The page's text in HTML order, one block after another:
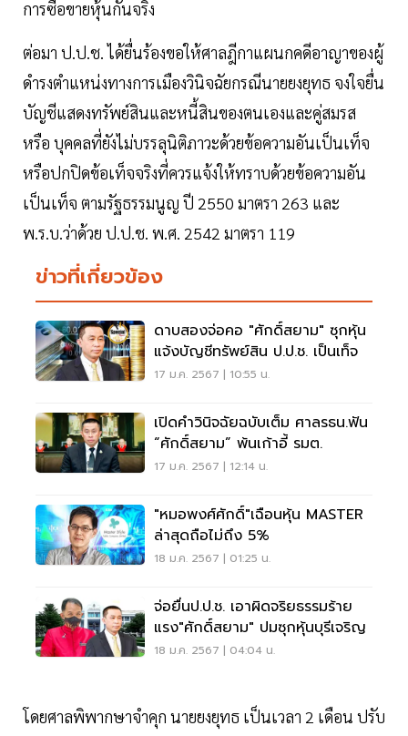
การซื้อขายหุ้นกันจริง
ต่อมา ป.ป.ช. ได้ยื่นร้องขอให้ศาลฎีกาแผนกคดีอาญาของผู้
ดำรงตำแหน่งทางการเมืองวินิจฉัยกรณีนายยงยุทธ จงใจยื่น
บัญชีแสดงทรัพย์สินและหนี้สินของตนเองและคู่สมรส
หรือ บุคคลที่ยังไม่บรรลุนิติภาวะด้วยข้อความอันเป็นเท็จ
หรือปกปิดข้อเท็จจริงที่ควรแจ้งให้ทราบด้วยข้อความอัน
เป็นเท็จ ตามรัฐธรรมนูญ ปี 2550 มาตรา 263 และ
พ.ร.บ.ว่าด้วย ป.ป.ช. พ.ศ. 2542 มาตรา 119
ข่าวที่เกี่ยวข้อง
ดาบสองจ่อคอ "ศักดิ์สยาม" ซุกหุ้น
แจ้งบัญชีทรัพย์สิน ป.ป.ช. เป็นเท็จ
17 ม.ค. 2567 | 10:55 น.
เปิดคำวินิจฉัยฉบับเต็ม ศาลรธน.ฟัน
“ศักดิ์สยาม” พ้นเก้าอี้ รมต.
17 ม.ค. 2567 | 12:14 น.
"หมอพงศ์ศักดิ์"เฉือนหุ้น MASTER
ล่าสุดถือไม่ถึง 5%
18 ม.ค. 2567 | 01:25 น.
จ่อยื่นป.ป.ช. เอาผิดจริยธรรมร้าย
แรง"ศักดิ์สยาม" ปมซุกหุ้นบุรีเจริญ
18 ม.ค. 2567 | 04:04 น.
โดยศาลพิพากษาจำคุก นายยงยุทธ เป็นเวลา 2 เดือน ปรับ